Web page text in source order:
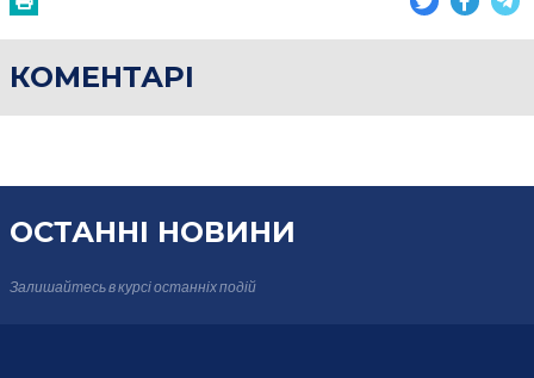
КОМЕНТАРІ
ОСТАННІ НОВИНИ
Залишайтесь в курсіостанніх подій